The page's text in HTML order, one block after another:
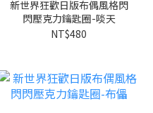
新世界狂歡日版布偶風格閃
閃壓克力鑰匙圈-啖天
NT$480